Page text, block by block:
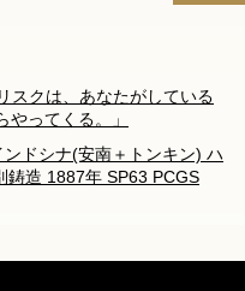
スクは、あなたがしている
ってくる。」
ドシナ(安南＋トンキン) ハ
鋳造 1887年 SP63 PCGS